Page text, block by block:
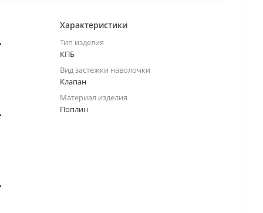
Характеристики
Тип изделия
КПБ
Вид застежки наволочки
Клапан
Материал изделия
Поплин